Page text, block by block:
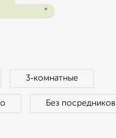
3‑комнатные
Без посредников